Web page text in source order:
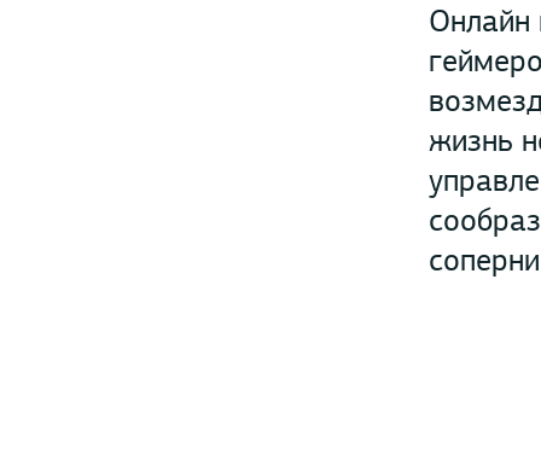
Онлайн
жизнь